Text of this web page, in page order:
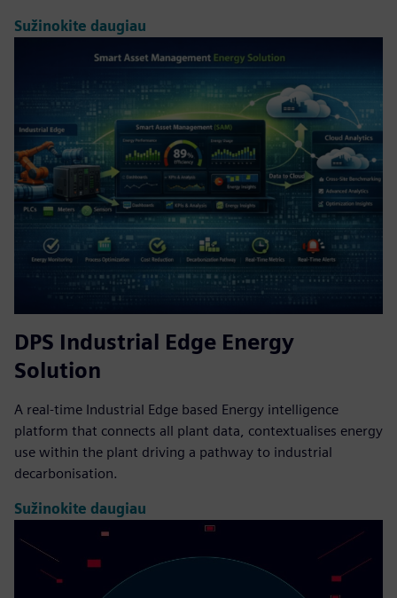
Sužinokite daugiau
DPS Industrial Edge Energy
Solution
A real-time Industrial Edge based Energy intelligence
platform that connects all plant data, contextualises energy
use within the plant driving a pathway to industrial
decarbonisation.
Sužinokite daugiau